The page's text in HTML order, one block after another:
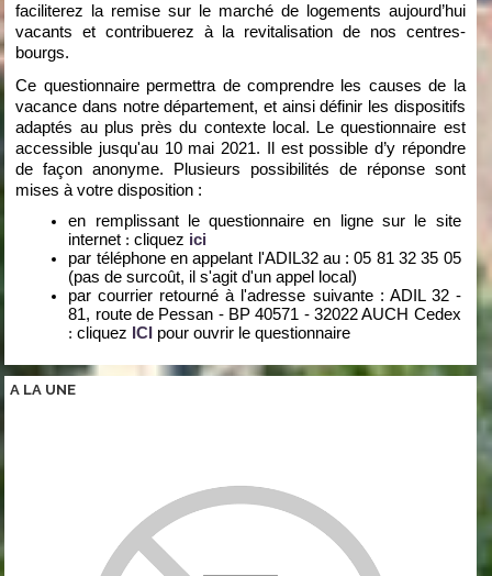
faciliterez la remise sur le marché de logements aujourd’hui
vacants et contribuerez à la revitalisation de nos centres-
bourgs.
Ce questionnaire permettra de comprendre les causes de la
vacance dans notre département, et ainsi définir les dispositifs
adaptés au plus près du contexte local. Le questionnaire est
accessible jusqu'au 10 mai 2021. Il est possible d’y répondre
de façon anonyme. Plusieurs possibilités de réponse sont
mises à votre disposition :
en remplissant
le questionnaire en ligne sur le site
internet : cliquez ici
par téléphone en appelant l'ADIL32 au : 05 81 32 35 05
(pas de surcoût, il s'agit d'un appel local)
par courrier retourné à l'adresse suivante : ADIL 32 -
: cliquez ICI pour ouvrir le questionnaire
A LA UNE